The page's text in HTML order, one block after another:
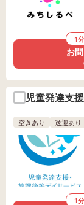
1
お
児童発達支
空きあり 送迎あり
1